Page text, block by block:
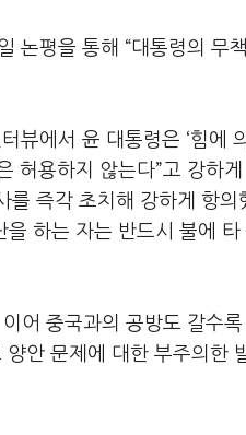
논평을 통해 “대통령의 무
뷰에서 윤 대통령은 ‘힘에
허용하지 않는다”고 강하
를 즉각 초치해 강하게 항
하는 자는 반드시 불에
어 중국과의 공방도 갈수
안 문제에 대한 부주의한